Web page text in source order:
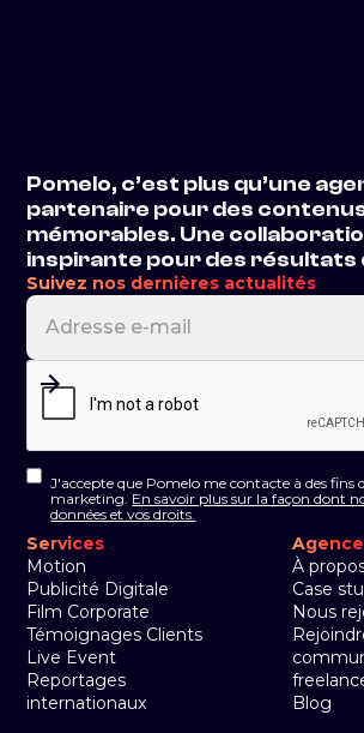
Pomelo, c’est plus qu’une
partenaire pour des
mémorables. Une
inspirante pour des résultats
Suivez nos dernières actualités
J'accepte que Pomelo me contacte à des
marketing. En savoir plus sur la façon dont
données et vos droits.
Services
Motion
Publicité Digitale
Film Corporate
Témoignages Clients
Live Event
Reportages
internationaux
Agence
À
Case
Nous
Blog